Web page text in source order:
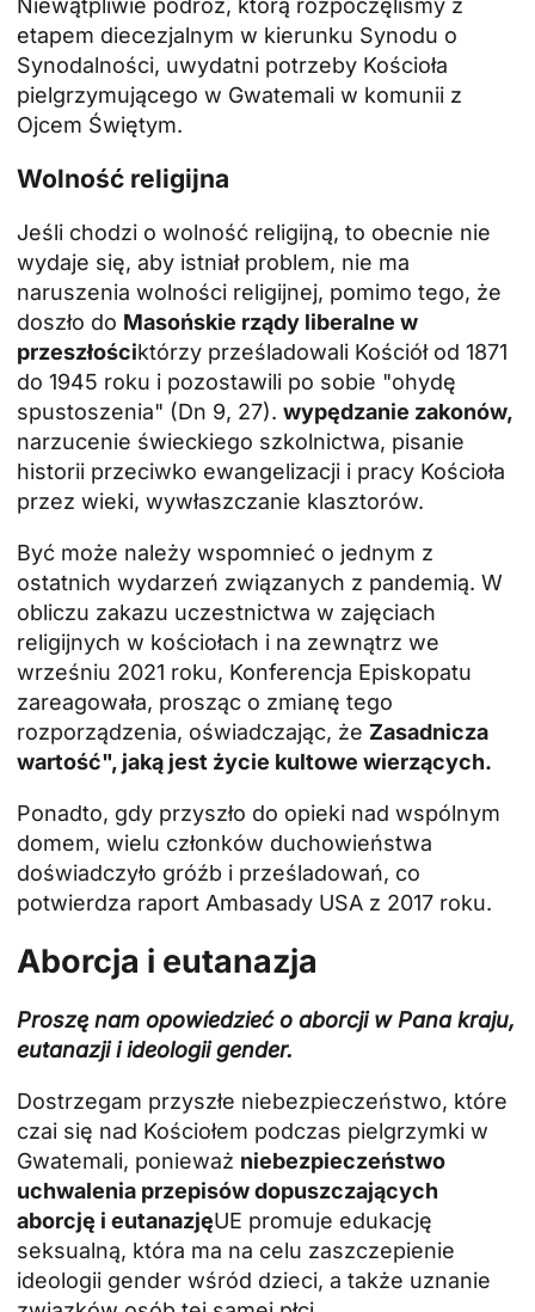
etapem diecezjalnym w kierunku Synodu o
Synodalności, uwydatni potrzeby Kościoła
pielgrzymującego w Gwatemali w komunii z
Ojcem Świętym.
Wolność religijna
Jeśli chodzi o wolność religijną, to obecnie nie
wydaje się, aby istniał problem, nie ma
naruszenia wolności religijnej, pomimo tego, że
doszło do Masońskie rządy liberalne w
przeszłościktórzy prześladowali Kościół od 1871
do 1945 roku i pozostawili po sobie "ohydę
spustoszenia" (Dn 9, 27). wypędzanie zakonów,
narzucenie świeckiego szkolnictwa, pisanie
historii przeciwko ewangelizacji i pracy Kościoła
przez wieki, wywłaszczanie klasztorów.
Być może należy wspomnieć o jednym z
ostatnich wydarzeń związanych z pandemią. W
obliczu zakazu uczestnictwa w zajęciach
religijnych w kościołach i na zewnątrz we
wrześniu 2021 roku, Konferencja Episkopatu
zareagowała, prosząc o zmianę tego
rozporządzenia, oświadczając, że Zasadnicza
wartość", jaką jest życie kultowe wierzących.
Ponadto, gdy przyszło do opieki nad wspólnym
domem, wielu członków duchowieństwa
doświadczyło gróźb i prześladowań, co
potwierdza raport Ambasady USA z 2017 roku.
Aborcja i eutanazja
Proszę nam opowiedzieć o aborcji w Pana kraju,
eutanazji i ideologii gender.
Dostrzegam przyszłe niebezpieczeństwo, które
czai się nad Kościołem podczas pielgrzymki w
Gwatemali, ponieważ niebezpieczeństwo
uchwalenia przepisów dopuszczających
aborcję i eutanazjęUE promuje edukację
seksualną, która ma na celu zaszczepienie
ideologii gender wśród dzieci, a także uznanie